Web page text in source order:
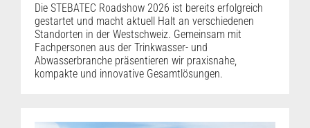
Die STEBATEC Roadshow 2026 ist bereits erfolgreich
gestartet und macht aktuell Halt an verschiedenen
Standorten in der Westschweiz. Gemeinsam mit
Fachpersonen aus der Trinkwasser- und
Abwasserbranche präsentieren wir praxisnahe,
kompakte und innovative Gesamtlösungen.